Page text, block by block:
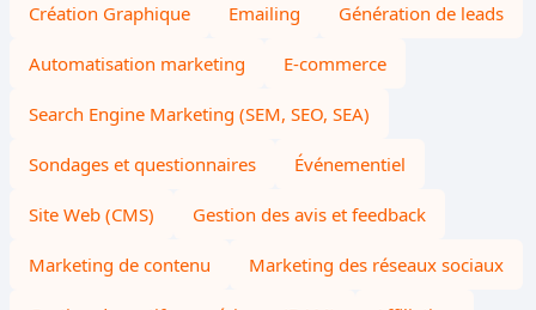
Création Graphique Emailing Génération de leads
Automatisation marketing E-commerce
Search Engine Marketing (SEM, SEO, SEA)
Sondages et questionnaires Événementiel
Site Web (CMS) Gestion des avis et feedback
Marketing de contenu Marketing des réseaux sociaux